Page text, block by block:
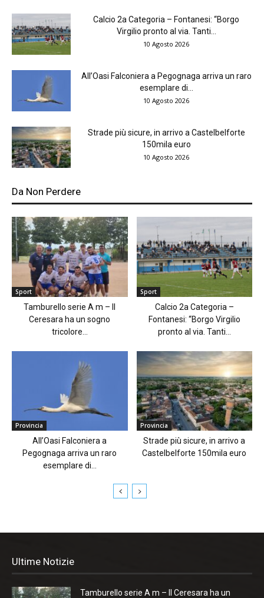
Calcio 2a Categoria – Fontanesi: “Borgo
Virgilio pronto al via. Tanti...
10 Agosto 2026
All’Oasi Falconiera a Pegognaga arriva un raro
esemplare di...
10 Agosto 2026
Strade più sicure, in arrivo a Castelbelforte
150mila euro
10 Agosto 2026
Da Non Perdere
Sport
Tamburello serie A m – Il
Ceresara ha un sogno
tricolore...
Sport
Calcio 2a Categoria –
Fontanesi: “Borgo Virgilio
pronto al via. Tanti...
Provincia
All’Oasi Falconiera a
Pegognaga arriva un raro
esemplare di...
Provincia
Strade più sicure, in arrivo a
Castelbelforte 150mila euro
Ultime Notizie
Tamburello serie A m – Il Ceresara ha un